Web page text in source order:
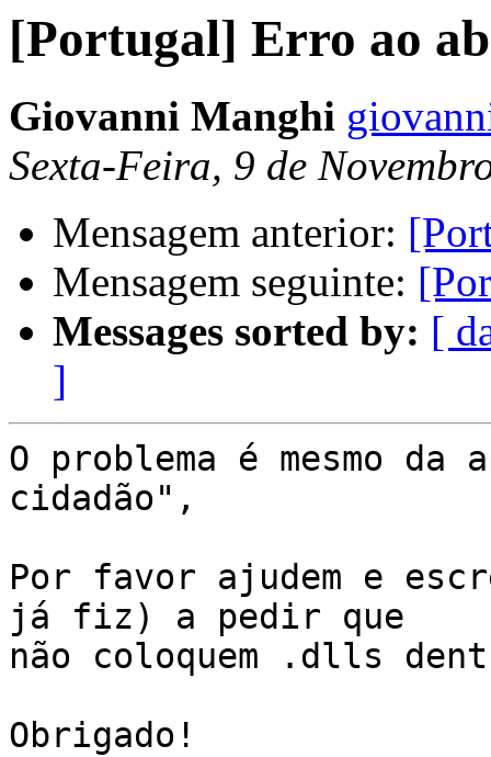
[Portugal] Erro ao
Giovanni Manghi
Sexta-Feira, 9 de
Mensagem anterior:
Mensagem seguinte:
Messages sorted by: [
]
O problema é mesmo
cidadão",
Por favor ajudem e
já fiz) a pedir que
não coloquem .dlls
Obrigado!